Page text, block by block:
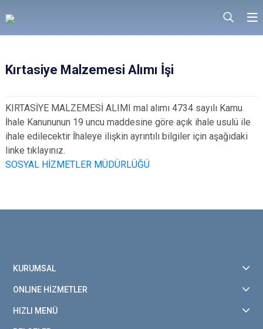
Kırtasiye Malzemesi Alımı İşi
KIRTASİYE MALZEMESİ ALIMI mal alımı 4734 sayılı Kamu
İhale Kanununun 19 uncu maddesine göre açık ihale usulü ile
ihale edilecektir İhaleye ilişkin ayrıntılı bilgiler için aşağıdaki
linke tıklayınız.
SOSYAL HİZMETLER MÜDÜRLÜĞÜ
KURUMSAL
ONLINE HİZMETLER
HIZLI MENÜ